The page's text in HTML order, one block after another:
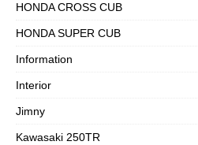
HONDA CROSS CUB
HONDA SUPER CUB
Information
Interior
Jimny
Kawasaki 250TR